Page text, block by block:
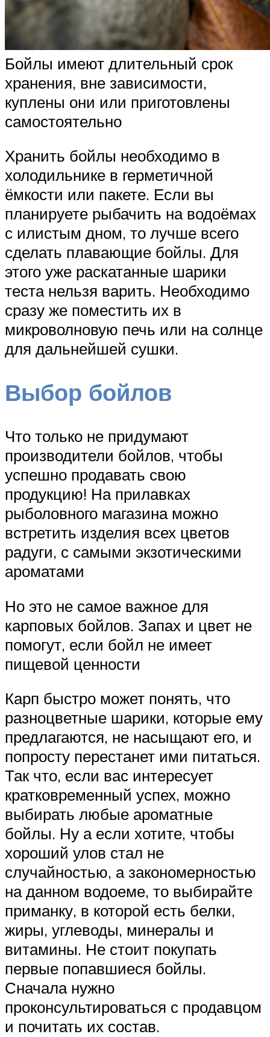
Бойлы имеют длительный срок
хранения, вне зависимости,
куплены они или приготовлены
самостоятельно
Хранить бойлы необходимо в
холодильнике в герметичной
ёмкости или пакете. Если вы
планируете рыбачить на водоёмах
с илистым дном, то лучше всего
сделать плавающие бойлы. Для
этого уже раскатанные шарики
теста нельзя варить. Необходимо
сразу же поместить их в
микроволновую печь или на солнце
для дальнейшей сушки.
Выбор бойлов
Что только не придумают
производители бойлов, чтобы
успешно продавать свою
продукцию! На прилавках
рыболовного магазина можно
встретить изделия всех цветов
радуги, с самыми экзотическими
ароматами
Но это не самое важное для
карповых бойлов. Запах и цвет не
помогут, если бойл не имеет
пищевой ценности
Карп быстро может понять, что
разноцветные шарики, которые ему
предлагаются, не насыщают его, и
попросту перестанет ими питаться.
Так что, если вас интересует
кратковременный успех, можно
выбирать любые ароматные
бойлы. Ну а если хотите, чтобы
хороший улов стал не
случайностью, а закономерностью
на данном водоеме, то выбирайте
приманку, в которой есть белки,
жиры, углеводы, минералы и
витамины. Не стоит покупать
первые попавшиеся бойлы.
Сначала нужно
проконсультироваться с продавцом
и почитать их состав.